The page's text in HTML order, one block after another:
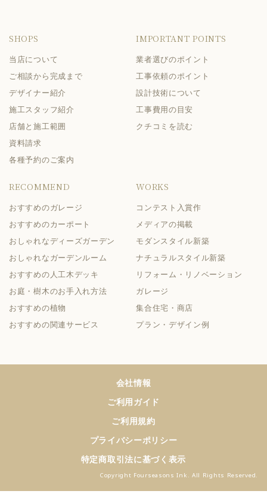
SHOPS
当店について
ご相談から完成まで
デザイナー紹介
施工スタッフ紹介
店舗と施工範囲
資料請求
各種予約のご案内
IMPORTANT POINTS
業者選びのポイント
工事依頼のポイント
設計技術について
工事費用の目安
クチコミを読む
RECOMMEND
おすすめのガレージ
おすすめのカーポート
おしゃれなディーズガーデン
おしゃれなガーデンルーム
おすすめの人工木デッキ
お庭・樹木のお手入れ方法
おすすめの植物
おすすめの関連サービス
WORKS
コンテスト入賞作
メディアの掲載
モダンスタイル新築
ナチュラルスタイル新築
リフォーム・リノベーション
ガレージ
集合住宅・商店
プラン・デザイン例
会社情報
ご利用ガイド
ご利用規約
プライバシーポリシー
特定商取引法に基づく表示
Copyright Fourseasons Ink. All Rights Reserved.